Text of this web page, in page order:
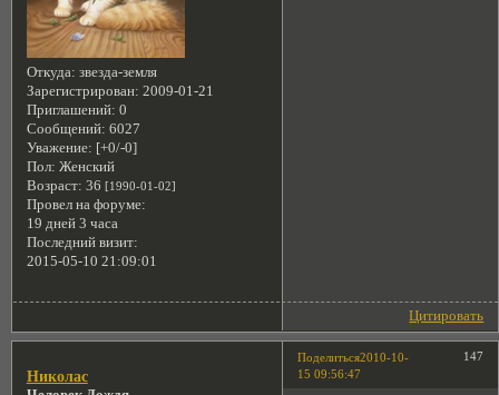
Откуда: звезда-земля
Зарегистрирован: 2009-01-21
Приглашений: 0
Сообщений: 6027
Уважение: [+0/-0]
Пол: Женский
Возраст: 36 [1990-01-02]
Провел на форуме:
19 дней 3 часа
Последний визит:
2015-05-10 21:09:01
Цитировать
Поделиться 147
2010-10-
15 09:56:47
Николас